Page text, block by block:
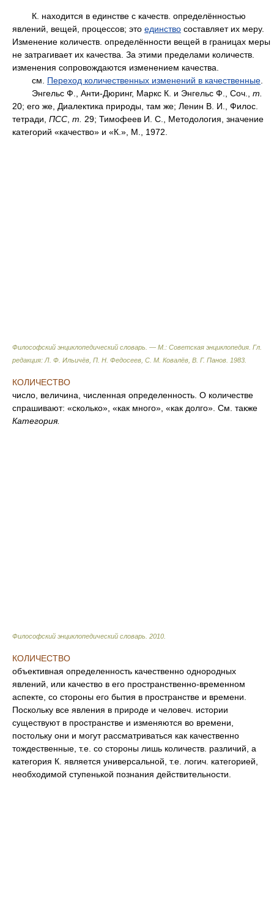
К. находится в единстве с качеств. определённостью
явлений, вещей, процессов; это единство составляет их меру.
Изменение количеств. определённости вещей в границах меры
не затрагивает их качества. За этими пределами количеств.
изменения сопровождаются изменением качества.
см. Переход количественных изменений в качественные
Энгельс Ф., Анти-Дюринг, Маркс К. и Энгельс Ф., Соч., т.
20; его же, Диалектика природы, там же; Ленин В. И., Филос.
тетради, ПСС т.
29; Тимофеев И. С., Методология, значение
категорий «качество» и «К.», М., 1972.
Философский энциклопедический словарь. — М.: Советская энциклопедия Гл.
редакция: Л. Ф. Ильичёв, П. Н. Федосеев, С. М. Ковалёв, В. Г. Панов 1983
КОЛИЧЕСТВО
число, величина, численная определенность. О количестве
спрашивают: «сколько», «как много», «как долго». См. также
Категория.
Философский энциклопедический словарь 2010
КОЛИЧЕСТВО
объективная определенность качественно однородных
явлений, или качество в его пространственно-временном
аспекте, со стороны его бытия в пространстве и времени.
Поскольку все явления в природе и человеч. истории
существуют в пространстве и изменяются во времени,
постольку они и могут рассматриваться как качественно
тождественные, т.е. со стороны лишь количеств. различий, а
категория К. является универсальной, т.е. логич. категорией,
необходимой ступенькой познания действительности.